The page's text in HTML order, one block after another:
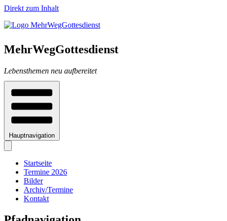
Direkt zum Inhalt
MehrWegGottesdienst
Lebensthemen neu aufbereitet
Hauptnavigation
Startseite
Termine 2026
Bilder
Archiv/Termine
Kontakt